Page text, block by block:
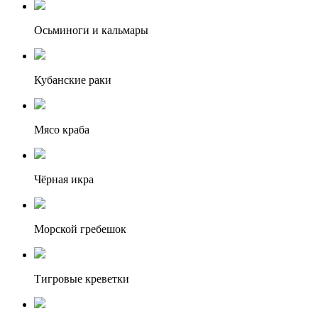
Осьминоги и кальмары
Кубанские раки
Мясо краба
Чёрная икра
Морской гребешок
Тигровые креветки